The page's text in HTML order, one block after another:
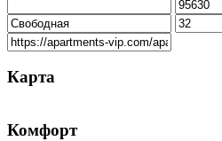
Карта
Комфорт